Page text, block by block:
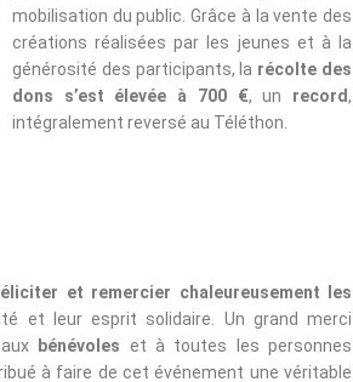
mobilisation du public. Grâce à la vente des
créations réalisées par les jeunes et à la
générosité des participants, la récolte des
dons s’est élevée à 700 €, un record,
intégralement reversé au Téléthon.
et remercier chaleureusement les
et leur esprit solidaire. Un grand merci
bénévoles et à toutes les personnes
à faire de cet événement une véritable